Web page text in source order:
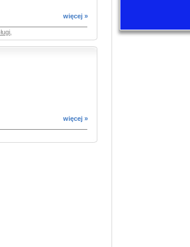
więcej »
więcej »